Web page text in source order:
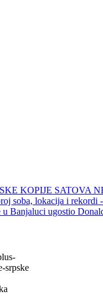
KOPIJE SATOVA
soba, lokacija i rekordi
Banjaluci ugostio